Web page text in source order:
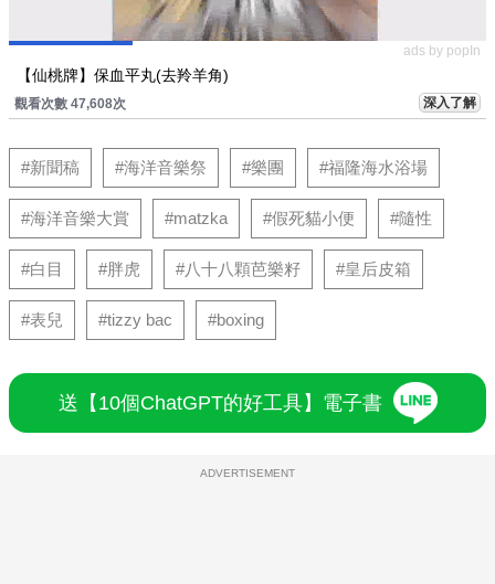
ads by popIn
【仙桃牌】保血平丸(去羚羊角)
觀看次數 47,608次 深入了解
#新聞稿 #海洋音樂祭 #樂團 #福隆海水浴場
#海洋音樂大賞 #matzka #假死貓小便 #隨性
#白目 #胖虎 #八十八顆芭樂籽 #皇后皮箱
#表兒 #tizzy bac #boxing
送【10個ChatGPT的好工具】電子書
ADVERTISEMENT